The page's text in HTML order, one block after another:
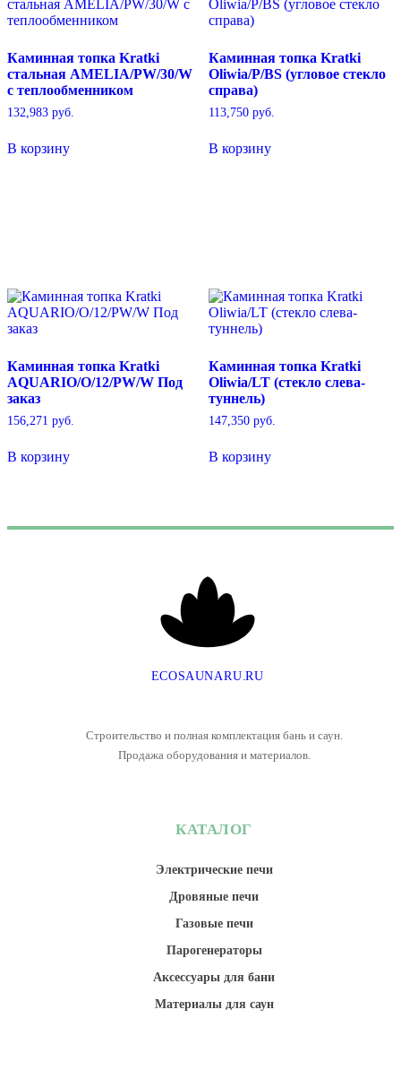
Каминная топка Kratki
стальная AMELIA/PW/30/W
с теплообменником
132,983 руб.
В корзину
Каминная топка Kratki
Oliwia/P/BS (угловое стекло
справа)
113,750руб.
В корзину
Каминная топка Kratki
AQUARIO/O/12/PW/W Под
заказ
156,271 руб.
В корзину
Каминная топка Kratki
Oliwia/LT (стекло слева-
туннель)
147,350руб.
В корзину
ECOSAUNARU .RU
Строительство и полная комплектация бань и саун.
Продажа оборудования и материалов.
КАТАЛОГ
Электрические печи
Дровяные печи
Газовые печи
Парогенераторы
Аксессуары для бани
Материалы для саун